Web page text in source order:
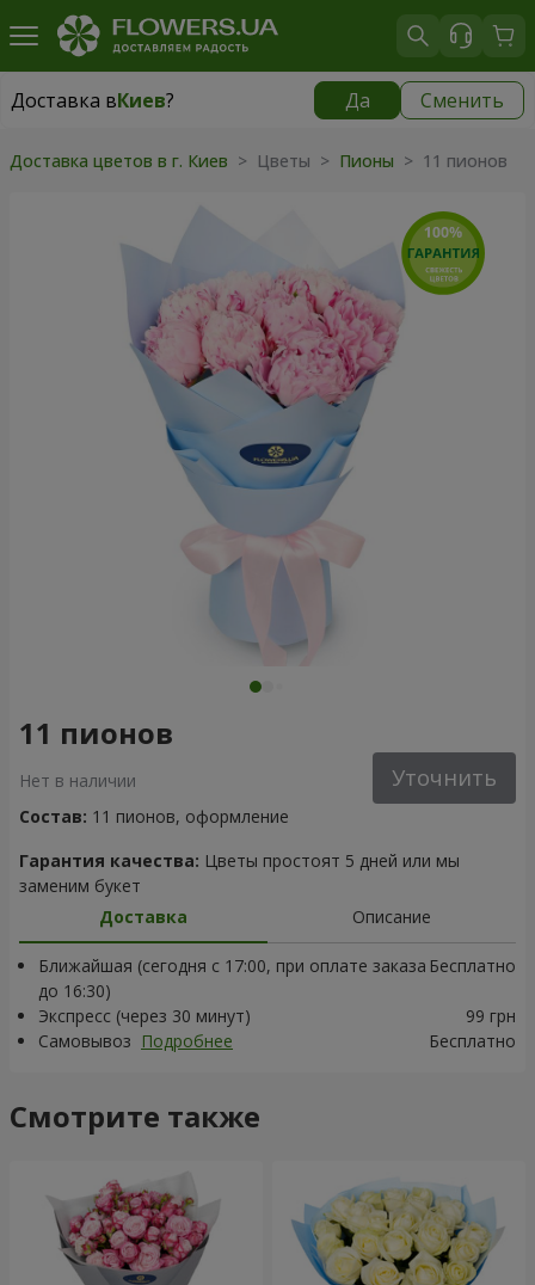
Доставка вКиев? Да Сменить
Доставка вКиев
Доставка цветов в г. Киев > Цветы > Пионы > 11 пионов
11 пионов
Нет в наличии Уточнить
Состав: 11 пионов, оформление
Гарантия качества: Цветы простоят 5 дней или мы
заменим букет
Доставка
Описание
Ближайшая (сегодня с 17:00, при оплате заказа
до 16:30)
Бесплатно
Экспресс (через 30 минут)
99 грн
Самовывоз Подробнее Бесплатно
Смотрите также